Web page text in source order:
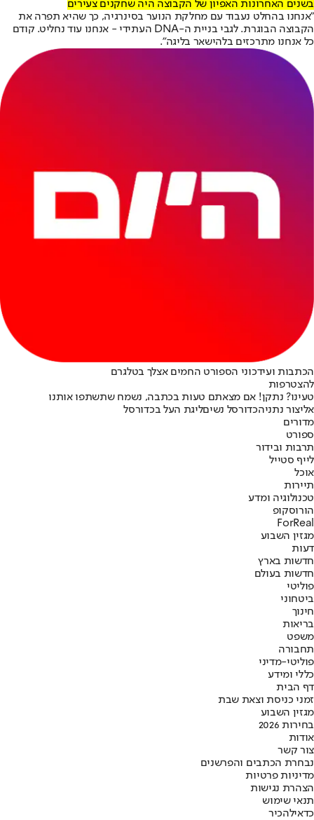
בשנים האחרונות האפיון של הקבוצה היה שחקנים צעירים
״אנחנו בהחלט נעבוד עם מחלקת הנוער בסינרגיה, כך שהיא תפרה את
הקבוצה הבוגרת. לגבי בניית ה-DNA העתידי - אנחנו עוד נחליט. קודם
כל אנחנו מתרכזים בלהישאר בליגה״.
הכתבות ועידכוני הספורט החמים אצלך בטלגרם
להצטרפות
טעינו? נתקן! אם מצאתם טעות בכתבה, נשמח שתשתפו אותנו
אליצור נתניהכדורסל נשיםליגת העל בכדורסל
מדורים
ספורט
תרבות ובידור
לייף סטייל
אוכל
תיירות
טכנולוגיה ומדע
הורוסקופ
ForReal
מגזין השבוע
דעות
חדשות בארץ
חדשות בעולם
פוליטי
ביטחוני
חינוך
בריאות
משפט
תחבורה
פוליטי-מדיני
כללי ומידע
דף הבית
זמני כניסת וצאת שבת
מגזין השבוע
בחירות 2026
אודות
צור קשר
נבחרת הכתבים והפרשנים
מדיניות פרטיות
הצהרת נגישות
תנאי שימוש
כדאילהכיר